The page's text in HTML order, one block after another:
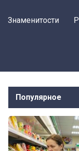
Знаменитости
Популярное